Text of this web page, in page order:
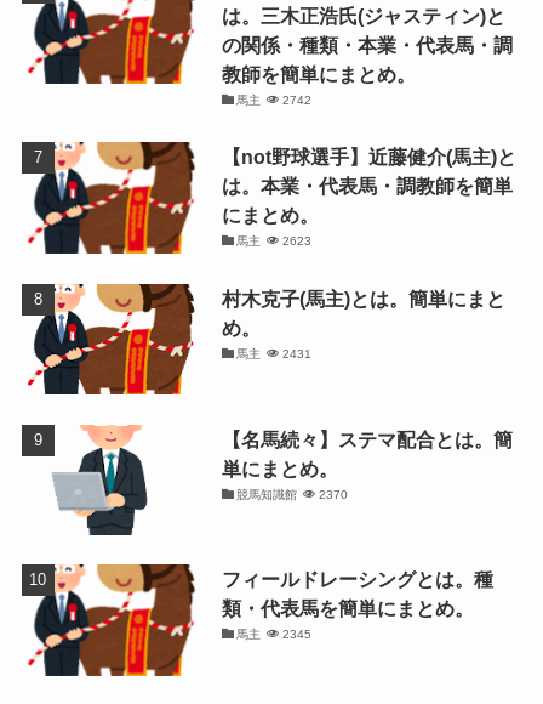
は。三木正浩氏(ジャスティン)と
の関係・種類・本業・代表馬・調
教師を簡単にまとめ。
馬主 2742
【not野球選手】近藤健介(馬主)と
は。本業・代表馬・調教師を簡単
にまとめ。
馬主 2623
村木克子(馬主)とは。簡単にまと
め。
馬主 2431
【名馬続々】ステマ配合とは。簡
単にまとめ。
競馬知識館 2370
フィールドレーシングとは。種
類・代表馬を簡単にまとめ。
馬主 2345